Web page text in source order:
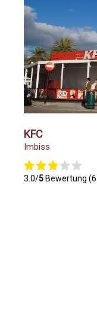
KFC
Imbiss
3.0/5 Bewertung